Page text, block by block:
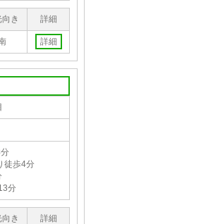
き 詳細
詳細
徒歩4分
分
き 詳細